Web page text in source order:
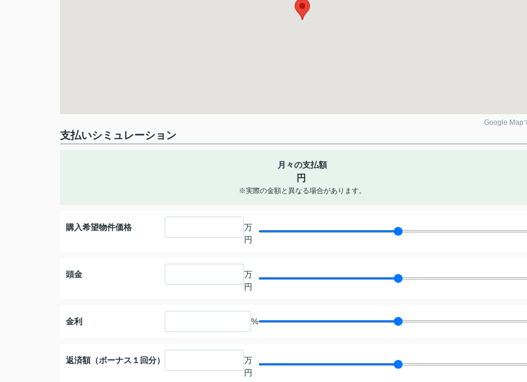
Google Map
支払いシミュレーション
月々の支払額
円
※実際の金額と異なる場合があります。
購入希望物件価格
万
円
頭金
万
円
金利 %
返済額（ボーナス１回分）
万
円